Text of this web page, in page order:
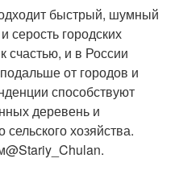
быстрый, шумный
серость городских
счастью, и в России
от городов и
способствуют
деревень и
хозяйства.